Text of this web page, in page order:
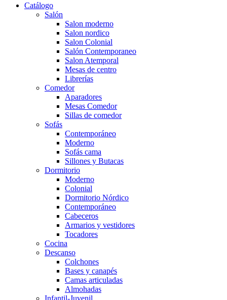
Catálogo
Salón
Salon moderno
Salon nordico
Salon Colonial
Salón Contemporaneo
Salon Atemporal
Mesas de centro
Librerías
Comedor
Aparadores
Mesas Comedor
Sillas de comedor
Sofás
Contemporáneo
Moderno
Sofás cama
Sillones y Butacas
Dormitorio
Moderno
Colonial
Dormitorio Nórdico
Contemporáneo
Cabeceros
Armarios y vestidores
Tocadores
Cocina
Descanso
Colchones
Bases y canapés
Camas articuladas
Almohadas
Infantil-Juvenil